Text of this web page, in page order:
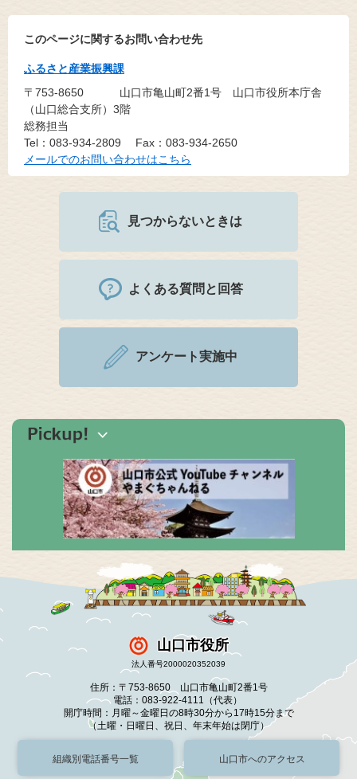
このページに関するお問い合わせ先
ふるさと産業振興課
〒753-8650
山口市亀山町2番1号 山口市役所本庁舎
（山口総合支所）3階
総務担当
Tel：083-934-2809
Fax：083-934-2650
メールでのお問い合わせはこちら
見つからないときは
よくある質問と回答
アンケート実施中
山口市役所
法人番号2000020352039
住所：〒753-8650 山口市亀山町2番1号
電話：083-922-4111（代表）
開庁時間：月曜～金曜日の8時30分から17時15分まで
（土曜・日曜日、祝日、年末年始は閉庁）
組織別電話番号一覧 山口市へのアクセス